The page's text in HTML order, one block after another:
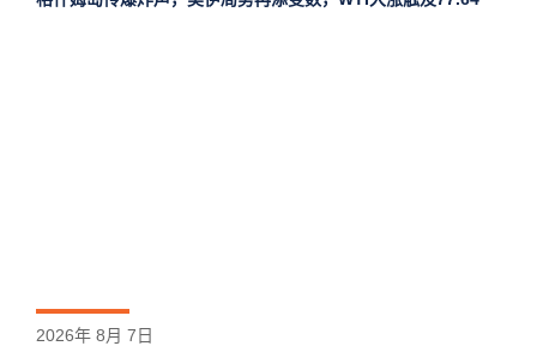
2026年 8月 7日